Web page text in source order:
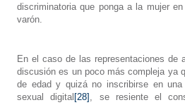
discriminatoria que ponga a la mujer
varón.
En el caso de las representaciones de
discusión es un poco más compleja ya
de edad y quizá no inscribirse en
sexual digital[28] , se resiente el